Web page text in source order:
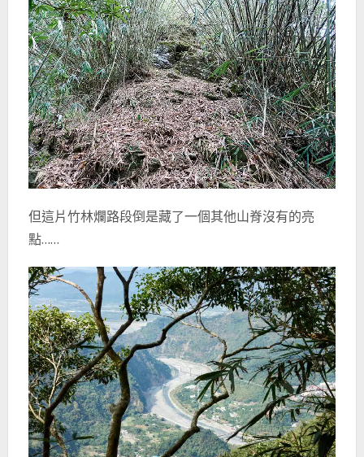
但這片竹林爛路段倒是藏了一個其他山脊沒有的亮
點……